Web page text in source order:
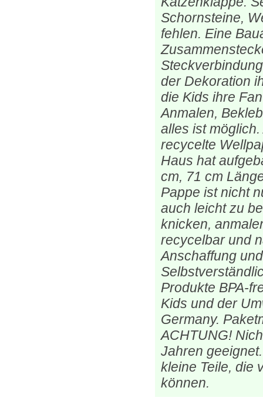
Schornsteine,
fehlen. Eine
der Dekoration
die Kids ihre
Anmalen,
alles ist
recycelte
Haus hat
cm, 71 cm
Pappe ist nicht
auch leicht zu
knicken,
recycelbar und
Anschaffung
Produkte BPA-
Kids und der
Germany.
ACHTUNG!
Jahren
kleine Teile, die
können.